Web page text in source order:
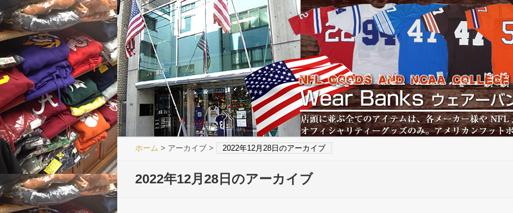
ホーム > アーカイブ > 2022年12月28日のアーカイブ
2022年12月28日のアーカイブ